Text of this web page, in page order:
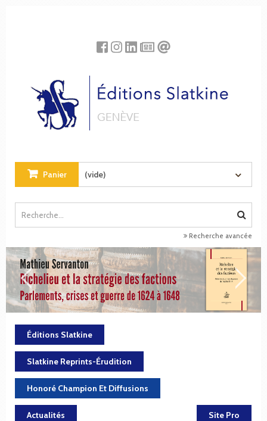
Panier (vide)
Recherche avancée
Éditions Slatkine
Slatkine Reprints-Érudition
Honoré Champion Et Diffusions
Actualités Site Pro